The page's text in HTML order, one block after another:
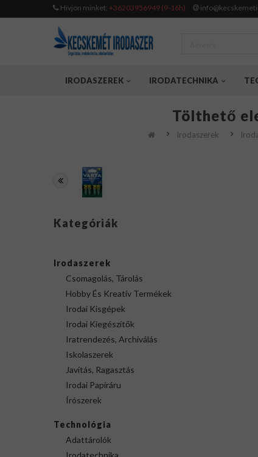
Hívjon minket: +36203956949 (9-16h)
IRODASZEREK IRODATECHNIKA
Tölthető
Irodaszerek
Kategóriák
Irodaszerek
Csomagolás, Tárolás
Hobby És Kreatív Termékek
Irodai Kisgépek
Irodai Kiegészítők
Iratrendezés, Archiválás
Iskolaszerek
Javítás, Ragasztás
Irodai Papíráru
Írószerek
Technológia
Adattárolók
Irodatechnika